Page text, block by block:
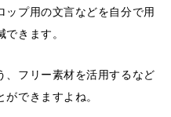
プ用の文言などを自分で用
きます。
、フリー素材を活用するなど
できますよね。